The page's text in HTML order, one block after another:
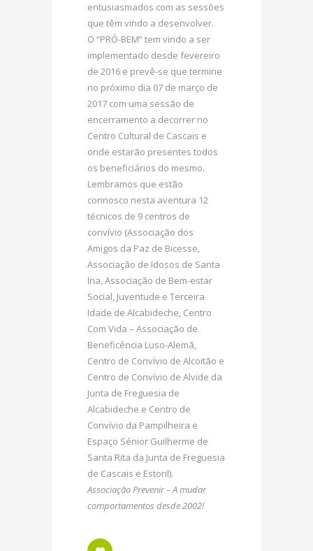
entusiasmados com as sessões
que têm vindo a desenvolver.
O “PRÓ-BEM” tem vindo a ser
implementado desde fevereiro
de 2016 e prevê-se que termine
no próximo dia 07 de março de
2017 com uma sessão de
encerramento a decorrer no
Centro Cultural de Cascais e
onde estarão presentes todos
os beneficiários do mesmo.
Lembramos que estão
connosco nesta aventura 12
técnicos de 9 centros de
convívio (Associação dos
Amigos da Paz de Bicesse,
Associação de Idosos de Santa
Iria, Associação de Bem-estar
Social, Juventude e Terceira
Idade de Alcabideche, Centro
Com Vida – Associação de
Beneficência Luso-Alemã,
Centro de Convívio de Alcoitão e
Centro de Convívio de Alvide da
Junta de Freguesia de
Alcabideche e Centro de
Convívio da Pampilheira e
Espaço Sénior Guilherme de
Santa Rita da Junta de Freguesia
de Cascais e Estoril).
Associação Prevenir – A mudar
comportamentos desde 2002!